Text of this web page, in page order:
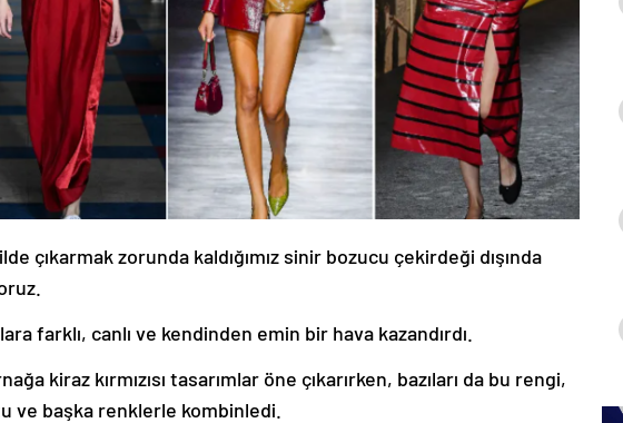
çıkarmak zorunda kaldığımız sinir bozucu çekirdeği dışında
farklı, canlı ve kendinden emin bir hava kazandırdı.
kiraz kırmızısı tasarımlar öne çıkarırken, bazıları da bu rengi,
ve başka renklerle kombinledi.